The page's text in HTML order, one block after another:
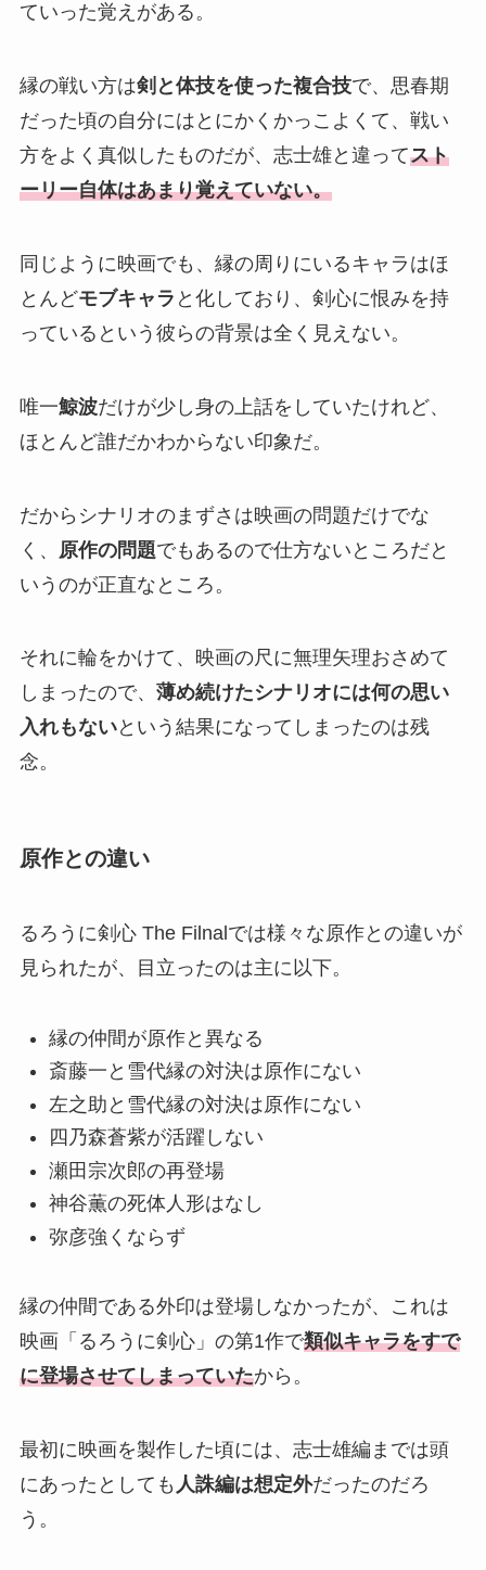
ていった覚えがある。
縁の戦い方は剣と体技を使った複合技で、思春期
だった頃の自分にはとにかくかっこよくて、戦い
方をよく真似したものだが、志士雄と違ってスト
ーリー自体はあまり覚えていない。
同じように映画でも、縁の周りにいるキャラはほ
とんどモブキャラ と化しており、剣心に恨みを持
っているという彼らの背景は全く見えない。
唯一鯨波だけが少し身の上話をしていたけれど、
ほとんど誰だかわからない印象だ。
だからシナリオのまずさは映画の問題だけでな
く、
原作の問題でもあるので仕方ないところだと
いうのが正直なところ。
それに輪をかけて、映画の尺に無理矢理おさめて
しまったので、 薄め続けたシナリオには何の思い
入れもないという結果になってしまったのは残
念。
原作との違い
るろうに剣心 The Filnalでは様々な原作との違いが
見られたが、目立ったのは主に以下。
縁の仲間が原作と異なる
斎藤一と雪代縁の対決は原作にない
左之助と雪代縁の対決は原作にない
四乃森蒼紫が活躍しない
瀬田宗次郎の再登場
神谷薫の死体人形はなし
弥彦強くならず
縁の仲間である外印は登場しなかったが、これは
映画「るろうに剣心」の第1作で類似キャラをすで
に登場させてしまっていたから。
最初に映画を製作した頃には、志士雄編までは頭
にあったとしても 人誅編は想定外だったのだろ
う。